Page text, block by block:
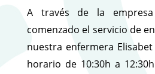
A través de la empresa
comenzado el servicio de
nuestra enfermera
horario de 10:30h a